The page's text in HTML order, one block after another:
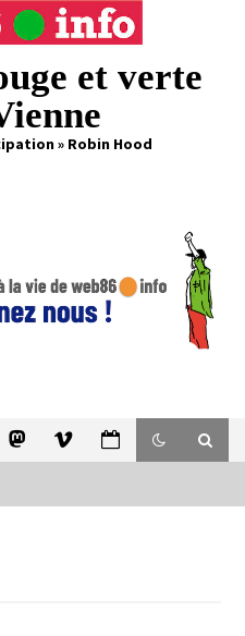
et verte
» Robin Hood